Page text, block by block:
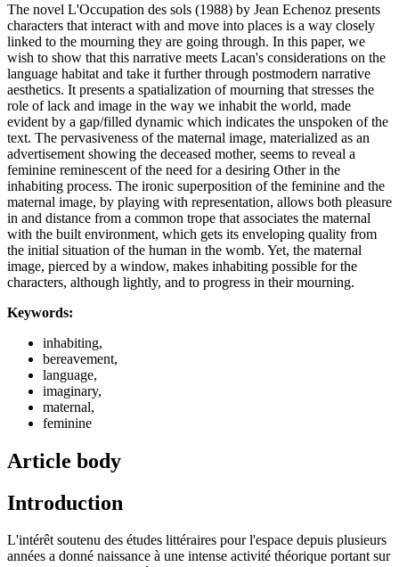
The novel L'Occupation des sols (1988) by Jean Echenoz presents
characters that interact with and move into places is a way closely
linked to the mourning they are going through. In this paper, we
wish to show that this narrative meets Lacan's considerations on the
language habitat and take it further through postmodern narrative
aesthetics. It presents a spatialization of mourning that stresses the
role of lack and image in the way we inhabit the world, made
evident by a gap/filled dynamic which indicates the unspoken of the
text. The pervasiveness of the maternal image, materialized as an
advertisement showing the deceased mother, seems to reveal a
feminine reminescent of the need for a desiring Other in the
inhabiting process. The ironic superposition of the feminine and the
maternal image, by playing with representation, allows both pleasure
in and distance from a common trope that associates the maternal
with the built environment, which gets its enveloping quality from
the initial situation of the human in the womb. Yet, the maternal
image, pierced by a window, makes inhabiting possible for the
characters, although lightly, and to progress in their mourning.
Keywords:
inhabiting,
bereavement,
language,
imaginary,
maternal,
feminine
Article body
Introduction
L'intérêt soutenu des études littéraires pour l'espace depuis plusieurs
années a donné naissance à une intense activité théorique portant sur